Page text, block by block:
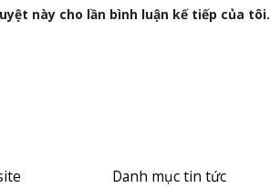
này cho lần bình luận kế tiếp của tôi.
Danh mục tin tức